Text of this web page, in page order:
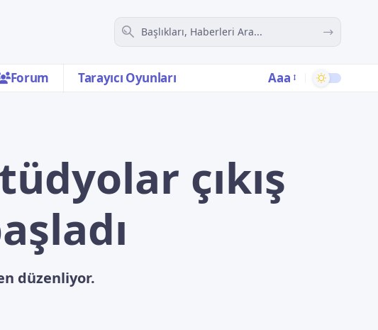
Forum Tarayıcı Oyunları Aaa
çıkış
düzenliyor.